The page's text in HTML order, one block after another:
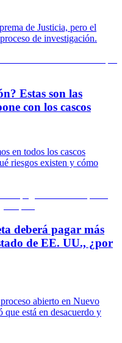
de Justicia, pero el
de investigación.
Estas son las
con los cascos
en todos los cascos
riesgos existen y cómo
deberá pagar más
de EE. UU., ¿por
abierto en Nuevo
está en desacuerdo y